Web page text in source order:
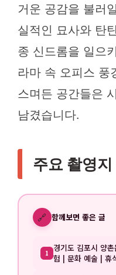
거운 공감을 불러
실적인 묘사와 탄
종 신드롬을 일으
라마 속 오피스 풍
스며든 공간들은
남겼습니다.
주요 촬영지
🔗 함께보면 좋은 글
1 경기도 김포시 양
험 | 문화 예술 | 휴